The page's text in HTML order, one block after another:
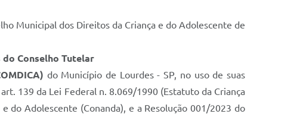
Municipal dos Direitos da Criança e do Adolescente de
Conselho Tutelar
do Município de Lourdes - SP, no uso de suas
139 da Lei Federal n. 8.069/1990 (Estatuto da Criança
do Adolescente (Conanda), e a Resolução 001/2023 do